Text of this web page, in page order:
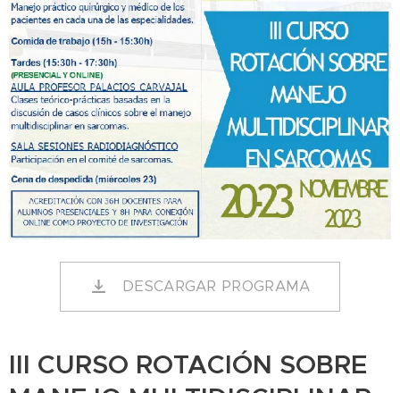
DESCARGAR PROGRAMA
III CURSO ROTACIÓN SOBRE